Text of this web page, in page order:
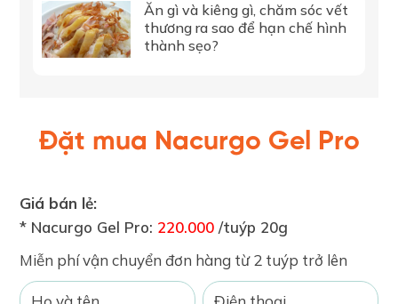
Ăn gì và kiêng gì, chăm sóc vết
thương ra sao để hạn chế hình
thành sẹo?
Đặt mua Nacurgo Gel Pro
Giá bán lẻ:
* Nacurgo Gel Pro: 220.000 /tuýp 20g
Miễn phí vận chuyển đơn hàng từ 2 tuýp trở lên